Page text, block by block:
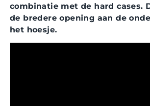
combinatie met de hard cases.
de bredere opening aan de
het hoesje.